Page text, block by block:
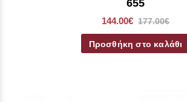
655
144.00€ 177.00€
Προσθήκη στο καλάθι